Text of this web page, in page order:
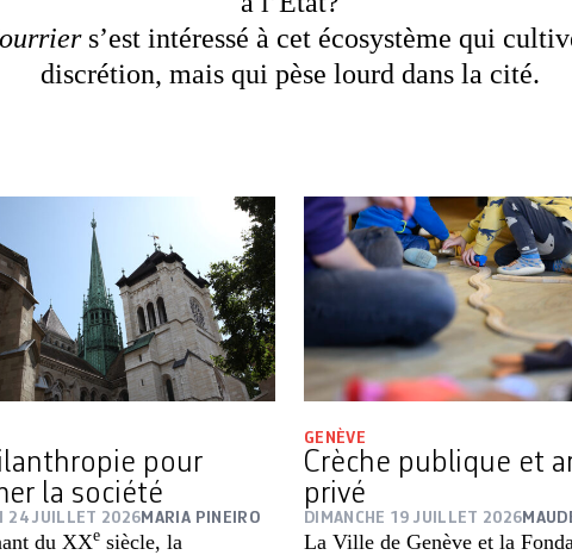
s’est intéressé à cet écosystème qui
discrétion, mais qui pèse lourd dans la cité.
pour
la société
24 JUILLET 2026 MARIA PINEIRO
du XXe siècle, la
GENÈVE
Crèche publique et
privé
DIMANCHE 19 JUILLET 2026
La Ville de Genève et la